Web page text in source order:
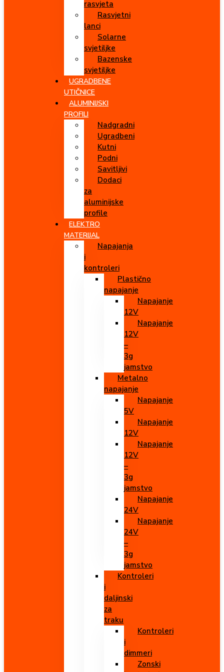
rasvjeta
Rasvjetni
lanci
Solarne
svjetiljke
Bazenske
svjetiljke
UGRADBENE
UTIČNICE
ALUMINIJSKI
PROFILI
Nadgradni
Ugradbeni
Kutni
Podni
Savitljivi
Dodaci
za
aluminijske
profile
ELEKTRO
MATERIJAL
Napajanja
i
kontroleri
Plastično
napajanje
Napajanje
12V
Napajanje
12V
–
3g
jamstvo
Metalno
napajanje
Napajanje
5V
Napajanje
12V
Napajanje
12V
–
3g
jamstvo
Napajanje
24V
Napajanje
24V
–
3g
jamstvo
Kontroleri
i
daljinski
za
traku
Kontroleri
i
dimmeri
Zonski